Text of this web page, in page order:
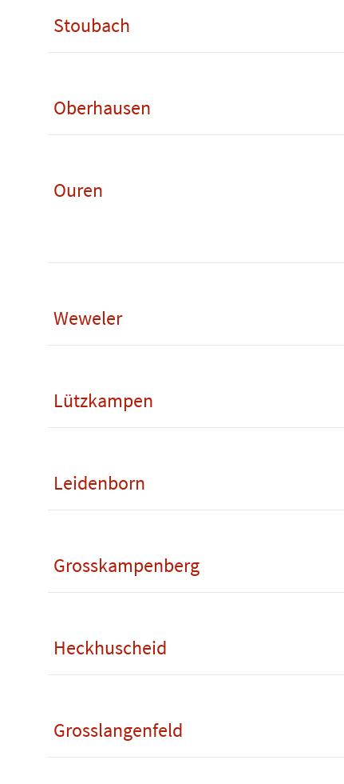
Stoubach
Oberhausen
Ouren
Weweler
Lützkampen
Leidenborn
Grosskampenberg
Heckhuscheid
Grosslangenfeld